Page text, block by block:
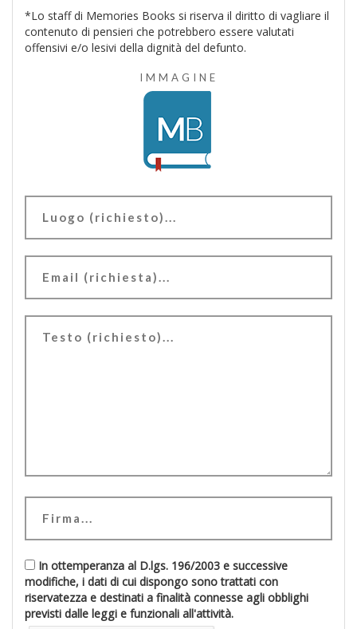
*Lo staff di Memories Books si riserva il diritto di vagliare il
contenuto di pensieri che potrebbero essere valutati
offensivi e/o lesivi della dignità del defunto.
IMMAGINE
In ottemperanza al D.lgs. 196/2003 e successive
modifiche, i dati di cui dispongo sono trattati con
riservatezza e destinati a finalità connesse agli obblighi
previsti dalle leggi e funzionali all'attività.